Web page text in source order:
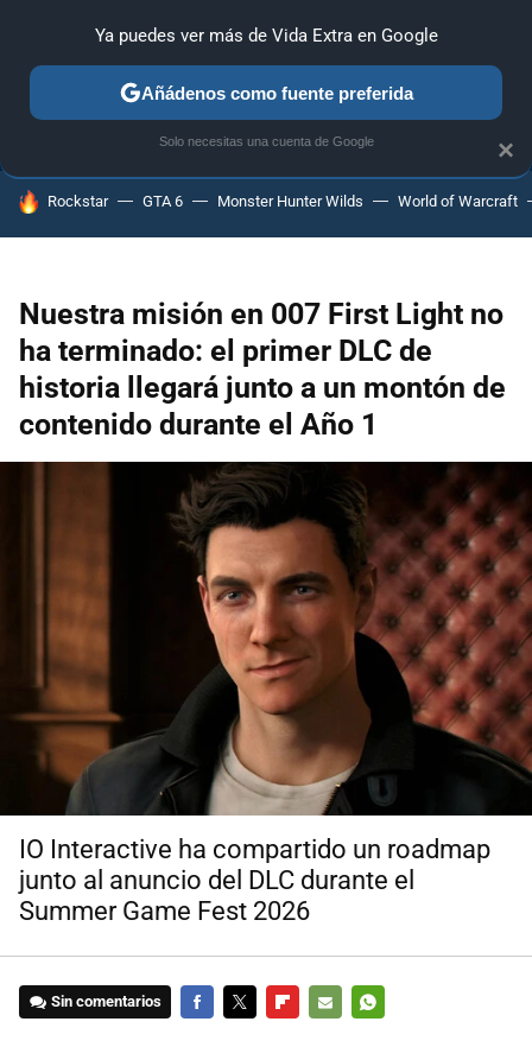
ANÁLISIS GUÍAS Y TRUCOS PC SONY NINTENDO
HOY SE HABLA DE
Rockstar GTA 6 Monster Hunter Wilds World of Warcraft
Nuestra misión en 007 First Light no
ha terminado: el primer DLC de
historia llegará junto a un montón de
contenido durante el Año 1
IO Interactive ha compartido un roadmap
junto al anuncio del DLC durante el
Summer Game Fest 2026
Sin comentarios
×
Ya puedes ver más de Vida Extra en Google
Añádenos como fuente preferida
Solo necesitas una cuenta de Google